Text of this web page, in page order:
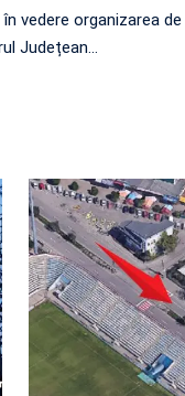
vedere organizarea
Județean…